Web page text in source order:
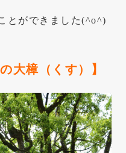
とができました(^o^)
大樟（くす）】